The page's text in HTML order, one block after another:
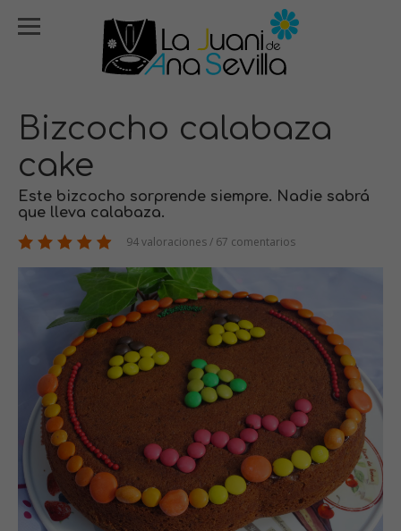
Bizcocho calabaza
cake
Este bizcocho sorprende siempre. Nadie sabrá
que lleva calabaza.
94 valoraciones / 67 comentarios